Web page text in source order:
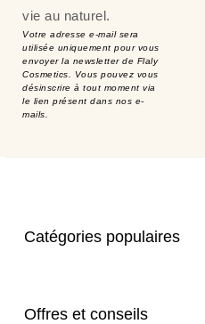
vie au naturel.
Votre adresse e-mail sera
utilisée uniquement pour vous
envoyer la newsletter de Flaly
Cosmetics. Vous pouvez vous
désinscrire à tout moment via
le lien présent dans nos e-
mails.
Catégories populaires
Offres et conseils